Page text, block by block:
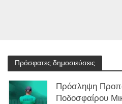
Πρόσφατες δημοσιεύσεις
Πρόσληψη
Ποδοσφαίρου